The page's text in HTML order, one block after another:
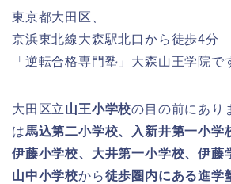
東京都大田区、
京浜東北線大森駅北口から徒歩4分
「逆転合格専門塾」大森山王学院で
大田区立山王小学校の目の前にあり
は馬込第二小学校、入新井第一小学
伊藤小学校、大井第一小学校、伊藤
山中小学校から徒歩圏内にある進学